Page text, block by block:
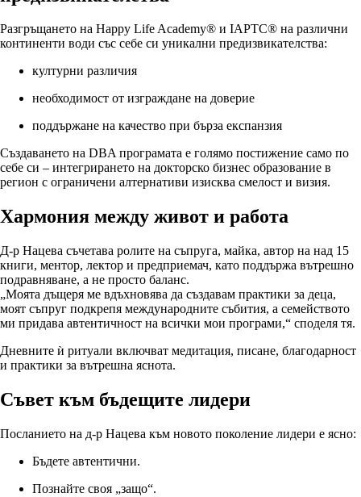
Разгръщането на Happy Life Academy® и IAPTC® на различни
континенти води със себе си уникални предизвикателства:
културни различия
необходимост от изграждане на доверие
поддържане на качество при бърза експанзия
Създаването на DBA програмата е голямо постижение само по
себе си – интегрирането на докторско бизнес образование в
регион с ограничени алтернативи изисква смелост и визия.
Хармония между живот и работа
Д-р Нацева съчетава ролите на съпруга, майка, автор на над 15
книги, ментор, лектор и предприемач, като поддържа вътрешно
подравняване, а не просто баланс.
„Моята дъщеря ме вдъхновява да създавам практики за деца,
моят съпруг подкрепя международните събития, а семейството
ми придава автентичност на всички мои програми,“ споделя тя.
Дневните ѝ ритуали включват медитация, писане, благодарност
и практики за вътрешна яснота.
Съвет към бъдещите лидери
Посланието на д-р Нацева към новото поколение лидери е ясно:
Бъдете автентични.
Познайте своя „защо“.